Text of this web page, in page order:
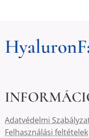
Adatvédelmi
Felhasználási feltételek